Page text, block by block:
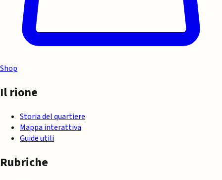
Shop
Il rione
Storia del quartiere
Mappa interattiva
Guide utili
Rubriche